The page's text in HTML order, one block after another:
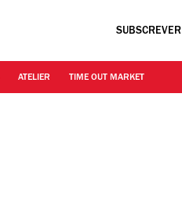
SUBSCREVER
ATELIER TIME OUT MARKET